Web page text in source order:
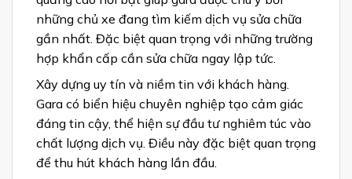
những chủ xe đang tìm kiếm dịch vụ sửa chữa
gần nhất. Đặc biệt quan trọng với những trường
hợp khẩn cấp cần sửa chữa ngay lập tức.
Xây dựng uy tín và niềm tin với khách hàng.
Gara có biển hiệu chuyên nghiệp tạo cảm giác
đáng tin cậy, thể hiện sự đầu tư nghiêm túc vào
chất lượng dịch vụ. Điều này đặc biệt quan trọng
để thu hút khách hàng lần đầu.